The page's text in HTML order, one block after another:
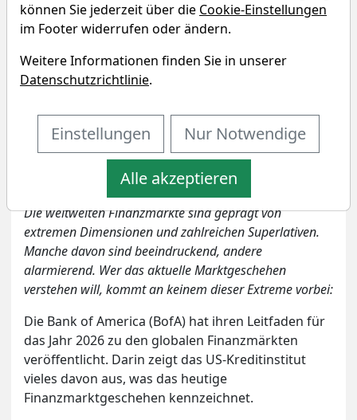
Bildherkunft: AdobeStock_1502523721
Artikel drucken
Die weltweiten Finanzmärkte sind geprägt von
extremen Dimensionen und zahlreichen Superlativen.
Manche davon sind beeindruckend, andere
alarmierend. Wer das aktuelle Marktgeschehen
verstehen will, kommt an keinem dieser Extreme vorbei:
Die Bank of America (BofA) hat ihren Leitfaden für
das Jahr 2026 zu den globalen Finanzmärkten
veröffentlicht. Darin zeigt das US-Kreditinstitut
vieles davon aus, was das heutige
Finanzmarktgeschehen kennzeichnet.
können Sie jederzeit über die Cookie-Einstellungen
im Footer widerrufen oder ändern.
Weitere Informationen finden Sie in unserer
Datenschutzrichtlinie.
Einstellungen Nur Notwendige
Alle akzeptieren